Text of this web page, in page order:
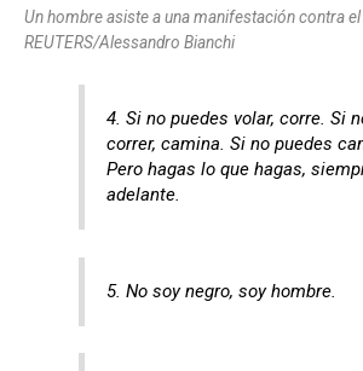
Un hombre asiste a una manifestación contra
REUTERS/Alessandro Bianchi
4. Si no puedes volar, corre. Si
correr, camina. Si no puedes
Pero hagas lo que hagas,
adelante.
5. No soy negro, soy hombre.